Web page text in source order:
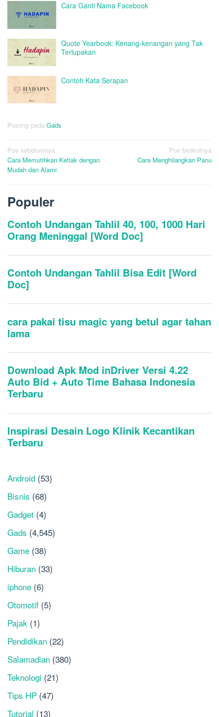
Cara Ganti Nama Facebook
Quote Yearbook: Kenang-kenangan yang Tak
Terlupakan
Contoh Kata Serapan
Posting pada Gads
Navigasi
pos
Pos sebelumnya
Cara Memutihkan Ketiak dengan
Mudah dan Alami
Pos berikutnya
Cara Menghilangkan Panu
Populer
Android (53)
Bisnis (68)
Gadget (4)
Gads (4,545)
Game (38)
Hiburan (33)
iphone (6)
Otomotif (5)
Pajak (1)
Pendidikan (22)
Salamadian (380)
Teknologi (21)
Tips HP (47)
Tutorial (13)